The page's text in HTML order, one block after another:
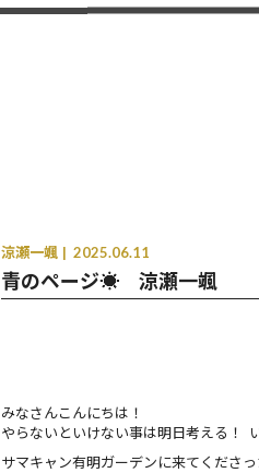
涼瀬一颯 2025.06.11
青のページ☀️ 涼瀬一颯
みなさんこんにちは！
やらないといけない事は明日考える！
サマキャン有明ガーデンに来てくださ